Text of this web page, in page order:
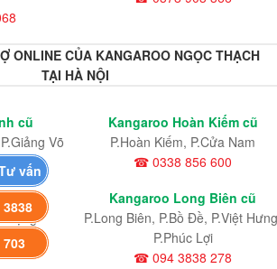
ONLINE CỦA KANGAROO NGỌC THẠCH
TẠI HÀ NỘI
cũ
Võ
Kangaroo Hoàn Kiếm cũ
P.Hoàn Kiếm, P.Cửa Nam
☎ 0338 856 600
Cũ
Kangaroo Long Biên cũ
P.Long Biên, P.Bồ Đề, P.Việt
P.Phúc Lợi
☎ 094 3838 278
vấn